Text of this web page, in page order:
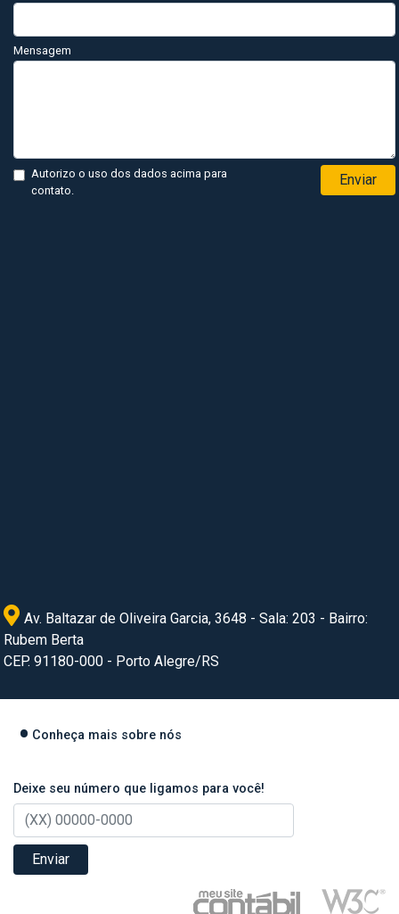
Mensagem
Autorizo o uso dos dados acima para
contato.
Enviar
Av. Baltazar de Oliveira Garcia, 3648 - Sala: 203 - Bairro:
Rubem Berta
CEP. 91180-000 - Porto Alegre/RS
Conheça mais sobre nós
Deixe seu número que ligamos para você!
Enviar